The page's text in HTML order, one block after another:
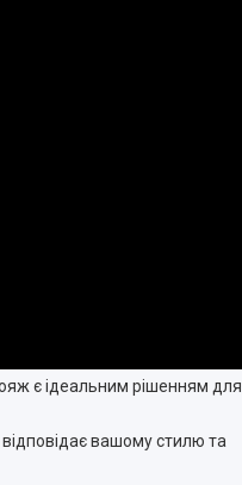
є ідеальним рішенням для
вашому стилю та